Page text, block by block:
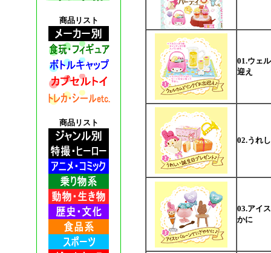
商品リスト
商品リスト
01.ウェ
迎え
02.うれ
03.アイ
かに